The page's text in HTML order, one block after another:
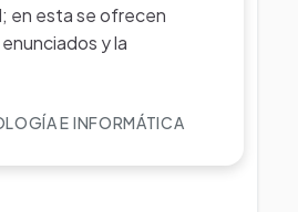
en esta se ofrecen
y la
E INFORMÁTICA